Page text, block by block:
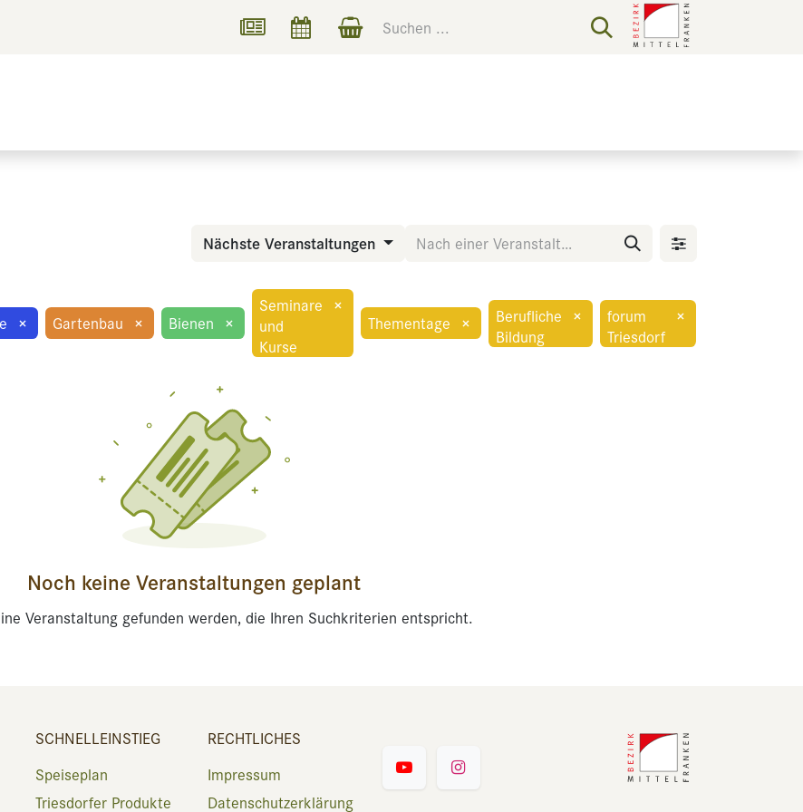
Nächste Veranstaltungen
× Gartenbau × Bienen ×
Seminare
und
Kurse
×
Thementage ×
Berufliche
Bildung
×
forum
Triesdorf
×
Noch keine Veranstaltungen geplant
Veranstaltung gefunden werden, die Ihren Suchkriterien entspricht.
SCHNELLEINSTIEG
Speiseplan
Triesdorfer Produkte
RECHTLICHES
Impressum
Datenschutzerklärung